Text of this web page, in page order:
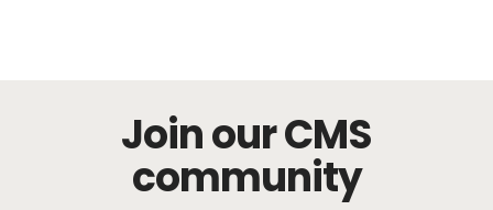
Join our CMS
community